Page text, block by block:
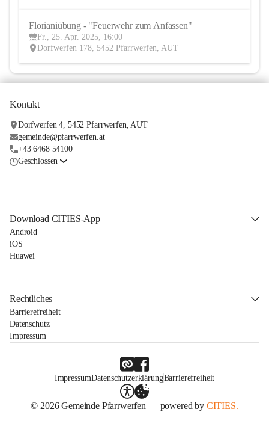
Florianiübung - "Feuerwehr zum Anfassen"
Fr., 25. Apr. 2025, 16:00
Dorfwerfen 178, 5452 Pfarrwerfen, AUT
Kontakt
Dorfwerfen 4, 5452 Pfarrwerfen, AUT
gemeinde@pfarrwerfen.at
+43 6468 54100
Geschlossen
Download CITIES-App
Android
iOS
Huawei
Rechtliches
Barrierefreiheit
Datenschutz
Impressum
ImpressumDatenschutzerklärungBarrierefreiheit
© 2026 Gemeinde Pfarrwerfen — powered by CITIES.